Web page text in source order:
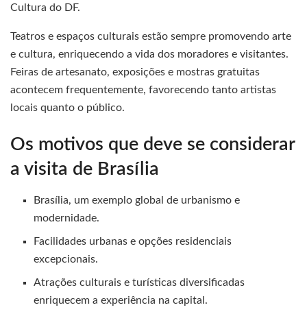
Cultura do DF.
Teatros e espaços culturais estão sempre promovendo arte
e cultura, enriquecendo a vida dos moradores e visitantes.
Feiras de artesanato, exposições e mostras gratuitas
acontecem frequentemente, favorecendo tanto artistas
locais quanto o público.
Os motivos que deve se considerar
a visita de Brasília
Brasília, um exemplo global de urbanismo e
modernidade.
Facilidades urbanas e opções residenciais
excepcionais.
Atrações culturais e turísticas diversificadas
enriquecem a experiência na capital.